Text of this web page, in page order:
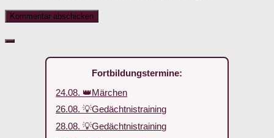
Fortbildungstermine:
24.08. 👑Märchen
26.08. 💡Gedächtnistraining
28.08. 💡Gedächtnistraining